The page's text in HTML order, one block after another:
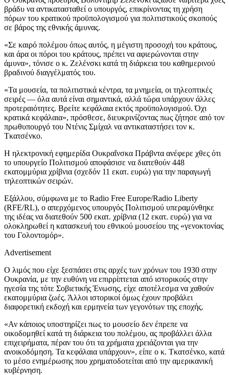
βράδυ να αντικατασταθεί ο υπουργός, επικρίνοντας τη χρήση
πόρων του κρατικού προϋπολογισμού για πολιτιστικούς σκοπούς
σε βάρος της εθνικής άμυνας.
«Σε καιρό πολέμου όπως αυτός, η μέγιστη προσοχή του κράτους,
και άρα οι πόροι του κράτους, πρέπει να αφιερώνονται στην
άμυνα», τόνισε ο κ. Ζελένσκι κατά τη διάρκεια του καθημερινού
βραδινού διαγγέλματός του.
«Τα μουσεία, τα πολιτιστικά κέντρα, τα μνημεία, οι τηλεοπτικές
σειρές — όλα αυτά είναι σημαντικά, αλλά τώρα υπάρχουν άλλες
προτεραιότητες. Βρείτε κεφάλαια εκτός προϋπολογισμού. Όχι
κρατικά κεφάλαια», πρόσθεσε, διευκρινίζοντας πως ζήτησε από τον
πρωθυπουργό του Ντένις Σμίχαλ να αντικαταστήσει τον κ.
Τκατσένκο.
Η ηλεκτρονική εφημερίδα Ουκραΐνσκα Πράβντα ανέφερε χθες ότι
το υπουργείο Πολιτισμού αποφάσισε να διατεθούν 448
εκατομμύρια χρίβνια (σχεδόν 11 εκατ. ευρώ) για την παραγωγή
τηλεοπτικών σειρών.
Εξάλλου, σύμφωνα με το Radio Free Europe/Radio Liberty
(RFE/RL), ο απερχόμενος υπουργός Πολιτισμού υπεραμύνθηκε
της ιδέας να διατεθούν 500 εκατ. χρίβνια (12 εκατ. ευρώ) για να
ολοκληρωθεί η κατασκευή του εθνικού μουσείου της «γενοκτονίας
του Γολοντομόρ».
Advertisement
Ο λιμός που είχε ξεσπάσει στις αρχές των χρόνων του 1930 στην
Ουκρανία, με την ευθύνη να επιρρίπτεται από ιστορικούς στην
ηγεσία της τότε Σοβιετικής Ένωσης, είχε αποτέλεσμα να χαθούν
εκατομμύρια ζωές. Άλλοι ιστορικοί όμως έχουν προβάλει
διαφορετική εκδοχή και ερμηνεία των γεγονότων της εποχής.
«Αν κάποιος υποστηρίζει πως το μουσείο δεν έπρεπε να
οικοδομηθεί κατά τη διάρκεια του πολέμου, ας προβάλλει άλλα
επιχειρήματα, πέραν του ότι τα χρήματα χρειάζονται για την
ανοικοδόμηση. Τα κεφάλαια υπάρχουν», είπε ο κ. Τκατσένκο, κατά
το μέσο ενημέρωσης που χρηματοδοτείται από την αμερικανική
κυβέρνηση.